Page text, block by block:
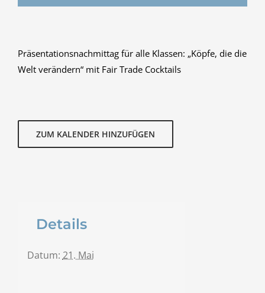
Präsentationsnachmittag für alle Klassen: „Köpfe, die die
Welt verändern“ mit Fair Trade Cocktails
ZUM KALENDER HINZUFÜGEN
Details
Datum: 21. Mai